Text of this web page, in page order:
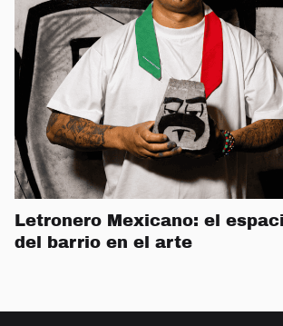
Letronero Mexicano: el
del barrio en el arte